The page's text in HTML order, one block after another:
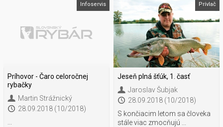
Infoservis
Príhovor - Čaro celoročnej
rybačky
Martin Strážnický
28.09.2018 (10/2018)
...
Prívlač
Jeseň plná šťúk, 1. časť
Jaroslav Šubjak
28.09.2018 (10/2018)
S končiacim letom sa človeka
stále viac zmocňujú ...